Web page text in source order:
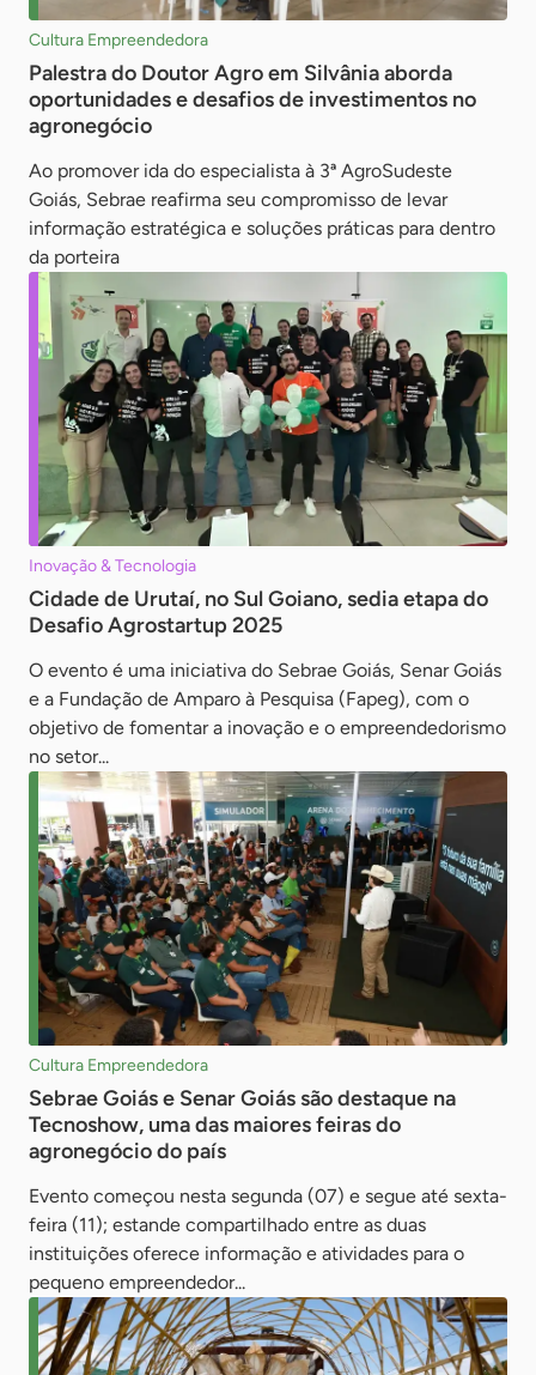
Cultura Empreendedora
Palestra do Doutor Agro em Silvânia aborda
oportunidades e desafios de investimentos no
agronegócio
Ao promover ida do especialista à 3ª AgroSudeste
Goiás, Sebrae reafirma seu compromisso de levar
informação estratégica e soluções práticas para dentro
da porteira
Inovação & Tecnologia
Cidade de Urutaí, no Sul Goiano, sedia etapa do
Desafio Agrostartup 2025
O evento é uma iniciativa do Sebrae Goiás, Senar Goiás
e a Fundação de Amparo à Pesquisa (Fapeg), com o
objetivo de fomentar a inovação e o empreendedorismo
no setor...
Cultura Empreendedora
Sebrae Goiás e Senar Goiás são destaque na
Tecnoshow, uma das maiores feiras do
agronegócio do país
Evento começou nesta segunda (07) e segue até sexta-
feira (11); estande compartilhado entre as duas
instituições oferece informação e atividades para o
pequeno empreendedor...